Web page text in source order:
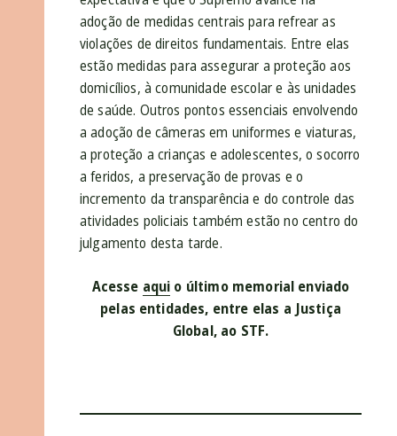
adoção de medidas centrais para refrear as
violações de direitos fundamentais. Entre elas
estão medidas para assegurar a proteção aos
domicílios, à comunidade escolar e às unidades
de saúde. Outros pontos essenciais envolvendo
a adoção de câmeras em uniformes e viaturas,
a proteção a crianças e adolescentes, o socorro
a feridos, a preservação de provas e o
incremento da transparência e do controle das
atividades policiais também estão no centro do
julgamento desta tarde.
Acesse aqui o último memorial enviado
pelas entidades, entre elas a Justiça
Global, ao STF.